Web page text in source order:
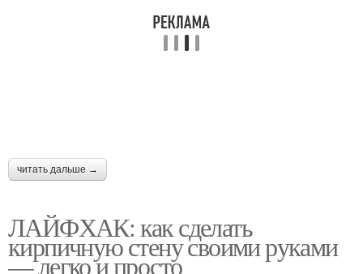
читать дальше →
ЛАЙФХАК: как сделать
кирпичную стену своими руками
— легко и просто